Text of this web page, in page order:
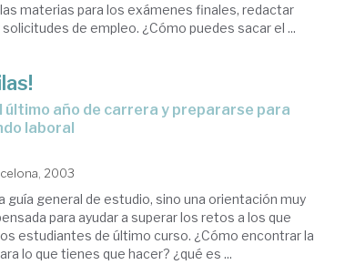
materias para los exámenes finales, redactar
de empleo. ¿Cómo puedes sacar el ...
laboral
2003
guía general de estudio, sino una orientación muy
para ayudar a superar los retos a los que
estudiantes de último curso. ¿Cómo encontrar la
lo que tienes que hacer? ¿qué es ...